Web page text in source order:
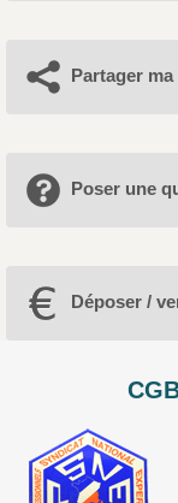
Partager
Poser une
Déposer /